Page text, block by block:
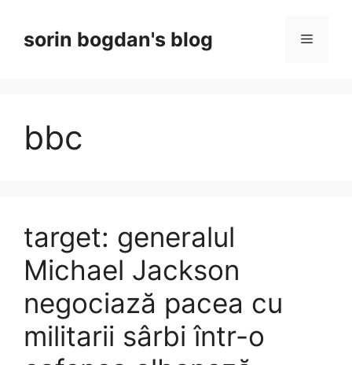
contentsorin bogdan's blog Menu
bbc
target: generalul
Michael Jackson
negociază pacea cu
militarii sârbi într-o